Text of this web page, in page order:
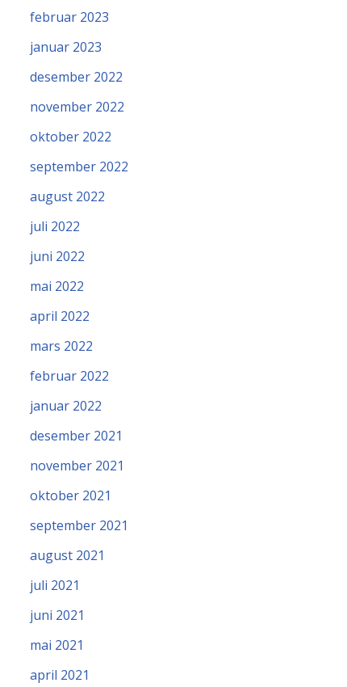
februar 2023
januar 2023
desember 2022
november 2022
oktober 2022
september 2022
august 2022
juli 2022
juni 2022
mai 2022
april 2022
mars 2022
februar 2022
januar 2022
desember 2021
november 2021
oktober 2021
september 2021
august 2021
juli 2021
juni 2021
mai 2021
april 2021